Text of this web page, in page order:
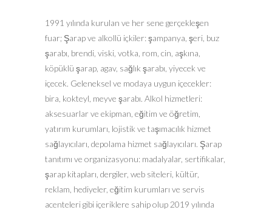
1991 yılında kurulan ve her sene gerçekleşen
fuar; Şarap ve alkollü içkiler: şampanya, şeri, buz
şarabı, brendi, viski, votka, rom, cin, aşkına,
köpüklü şarap, agav, sağlık şarabı, yiyecek ve
içecek. Geleneksel ve modaya uygun içecekler:
bira, kokteyl, meyve şarabı. Alkol hizmetleri:
aksesuarlar ve ekipman, eğitim ve öğretim,
yatırım kurumları, lojistik ve taşımacılık hizmet
sağlayıcıları, depolama hizmet sağlayıcıları. Şarap
tanıtımı ve organizasyonu: madalyalar, sertifikalar,
şarap kitapları, dergiler, web siteleri, kültür,
reklam, hediyeler, eğitim kurumları ve servis
acenteleri gibi içeriklere sahip olup 2019 yılında